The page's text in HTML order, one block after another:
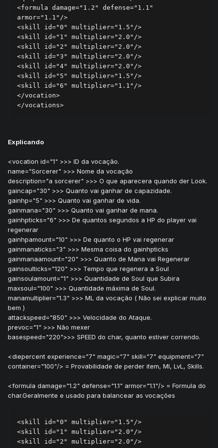
<formula damage="1.2" defense="1.1"
armor="1.1"/>
<skill id="0" multiplier="1.5"/>
<skill id="1" multiplier="2.0"/>
<skill id="2" multiplier="2.0"/>
<skill id="3" multiplier="2.0"/>
<skill id="4" multiplier="2.0"/>
<skill id="5" multiplier="1.5"/>
<skill id="6" multiplier="1.1"/>
</vocation>
</vocations>
Explicando
<vocation id="1" >>> ID da vocação.
name="Sorcerer" >>> Nome da vocação
description="a sorcerer" >>> O que aparecera quando der Look.
gaincap="30" >>> Quanto vai ganhar de capazidade.
gainhp="5" >>> Quanto vai ganhar de vida.
gainmana="30" >>> Quanto vai ganhar de mana.
gainhpticks="6" >>> De quantos segundos a HP do player vai
regenerar
gainhpamount="10" >>> De quanto o HP vai regenerar
gainmanaticks="3" >>> Mesma coisa do gainhpticks
gainmanaamount="20" >>> Quanto de Mana vai Regenerar
gainsoulticks="120" >>> Tempo que regenera a Soul
gainsoulamount="1" >>> Quantidade de Soul que Subira
maxsoul="100" >>> Quantidade máxima de Soul.
manamultiplier="1.3" >>> ML da vocação ( Não sei explicar muito
bem )
attackspeed="850" >>> Velocidade do Ataque.
prevoc="1" >>> Não mexer
basespeed="220">>> SPEED do char, quanto estiver correndo.
<diepercent experience="7" magic="7" skill="7" equipment="7"
container="100"/> = Provabilidade de perder item, Ml, LvL, Skills.
<formula damage="1.2" defense="1.1" armor="1.1"/> = Formula do
char.Geralmente e usado para balancear as vocações
<skill id="0" multiplier="1.5"/>
<skill id="1" multiplier="2.0"/>
<skill id="2" multiplier="2.0"/>